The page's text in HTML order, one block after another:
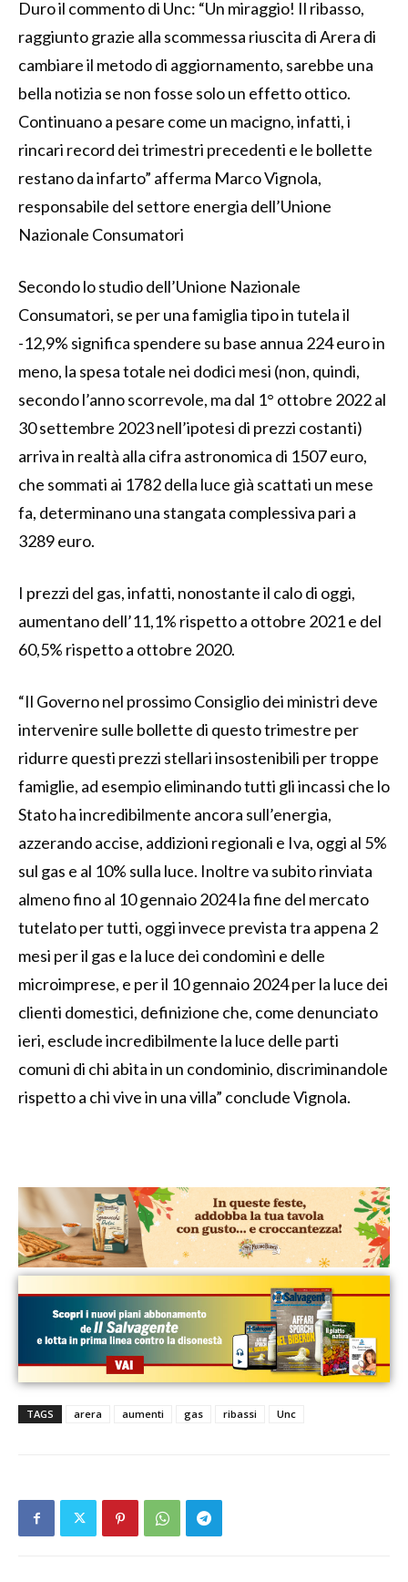
Duro il commento di Unc: “Un miraggio! Il ribasso,
raggiunto grazie alla scommessa riuscita di Arera di
cambiare il metodo di aggiornamento, sarebbe una
bella notizia se non fosse solo un effetto ottico.
Continuano a pesare come un macigno, infatti, i
rincari record dei trimestri precedenti e le bollette
restano da infarto” afferma Marco Vignola,
responsabile del settore energia dell’Unione
Nazionale Consumatori
Secondo lo studio dell’Unione Nazionale
Consumatori, se per una famiglia tipo in tutela il
-12,9% significa spendere su base annua 224 euro in
meno, la spesa totale nei dodici mesi (non, quindi,
secondo l’anno scorrevole, ma dal 1° ottobre 2022 al
30 settembre 2023 nell’ipotesi di prezzi costanti)
arriva in realtà alla cifra astronomica di 1507 euro,
che sommati ai 1782 della luce già scattati un mese
fa, determinano una stangata complessiva pari a
3289 euro.
I prezzi del gas, infatti, nonostante il calo di oggi,
aumentano dell’11,1% rispetto a ottobre 2021 e del
60,5% rispetto a ottobre 2020.
“Il Governo nel prossimo Consiglio dei ministri deve
intervenire sulle bollette di questo trimestre per
ridurre questi prezzi stellari insostenibili per troppe
famiglie, ad esempio eliminando tutti gli incassi che lo
Stato ha incredibilmente ancora sull’energia,
azzerando accise, addizioni regionali e Iva, oggi al 5%
sul gas e al 10% sulla luce. Inoltre va subito rinviata
almeno fino al 10 gennaio 2024 la fine del mercato
tutelato per tutti, oggi invece prevista tra appena 2
mesi per il gas e la luce dei condomìni e delle
microimprese, e per il 10 gennaio 2024 per la luce dei
clienti domestici, definizione che, come denunciato
ieri, esclude incredibilmente la luce delle parti
comuni di chi abita in un condominio, discriminandole
rispetto a chi vive in una villa” conclude Vignola.
TAGS arera aumenti gas ribassi Unc